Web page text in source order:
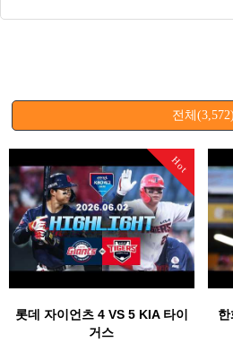
전체(3,572)
Hot
롯데 자이언츠 4 VS 5 KIA 타이
거스